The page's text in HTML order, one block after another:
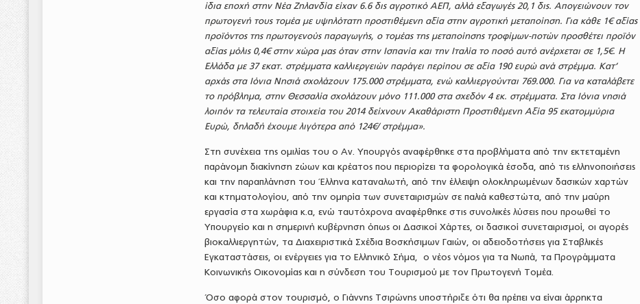
ίδια εποχή στην Νέα Ζηλανδία είχαν 6.6 δις αγροτικό ΑΕΠ, αλλά εξαγωγές 20,1 δις. Απογειώνουν τον
πρωτογενή τους τομέα με υψηλότατη προστιθέμενη αξία στην αγροτική μεταποίηση. Για κάθε 1€ αξίας
προϊόντος της πρωτογενούς παραγωγής, ο τομέας της μεταποίησης τροφίμων-ποτών προσθέτει προϊόν
αξίας μόλις 0,4€ στην χώρα μας όταν στην Ισπανία και την Ιταλία το ποσό αυτό ανέρχεται σε 1,5€. Η
Ελλάδα με 37 εκατ. στρέμματα καλλιεργειών παράγει περίπου σε αξία 190 ευρώ ανά στρέμμα. Κατ’
αρχάς στα Ιόνια Νησιά σχολάζουν 175.000 στρέμματα, ενώ καλλιεργούνται 769.000. Για να καταλάβετε
το πρόβλημα, στην Θεσσαλία σχολάζουν μόνο 111.000 στα σχεδόν 4 εκ. στρέμματα. Στα Ιόνια νησιά
λοιπόν τα τελευταία στοιχεία του 2014 δείχνουν Ακαθάριστη Προστιθέμενη Αξία 95 εκατομμύρια
Ευρώ, δηλαδή έχουμε λιγότερα από 124€/ στρέμμα».
Στη συνέχεια της ομιλίας του ο Αν. Υπουργός αναφέρθηκε στα προβλήματα από την εκτεταμένη
παράνομη διακίνηση ζώων και κρέατος που περιορίζει τα φορολογικά έσοδα, από τις ελληνοποιήσεις
και την παραπλάνηση του Έλληνα καταναλωτή, από την έλλειψη ολοκληρωμένων δασικών χαρτών
και κτηματολογίου, από την ομηρία των συνεταιρισμών σε παλιά καθεστώτα, από την μαύρη
εργασία στα χωράφια κ.α, ενώ ταυτόχρονα αναφέρθηκε στις συνολικές λύσεις που προωθεί το
Υπουργείο και η σημερινή κυβέρνηση όπως οι Δασικοί Χάρτες, οι δασικοί συνεταιρισμοί, οι αγορές
βιοκαλλιεργητών, τα Διαχειριστικά Σχέδια Βοσκήσιμων Γαιών, οι αδειοδοτήσεις για Σταβλικές
Εγκαταστάσεις, οι ενέργειες για το Ελληνικό Σήμα, ο νέος νόμος για τα Νωπά, τα Προγράμματα
Κοινωνικής Οικονομίας και η σύνδεση του Τουρισμού με τον Πρωτογενή Τομέα.
Όσο αφορά στον τουρισμό, ο Γιάννης Τσιρώνης υποστήριξε ότι θα πρέπει να είναι άρρηκτα